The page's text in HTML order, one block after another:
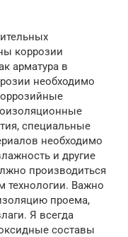
коррозии
арматура в
необходимо
специальные
необходимо
и другие
производиться
технологии. Важно
проема,
Я всегда
составы